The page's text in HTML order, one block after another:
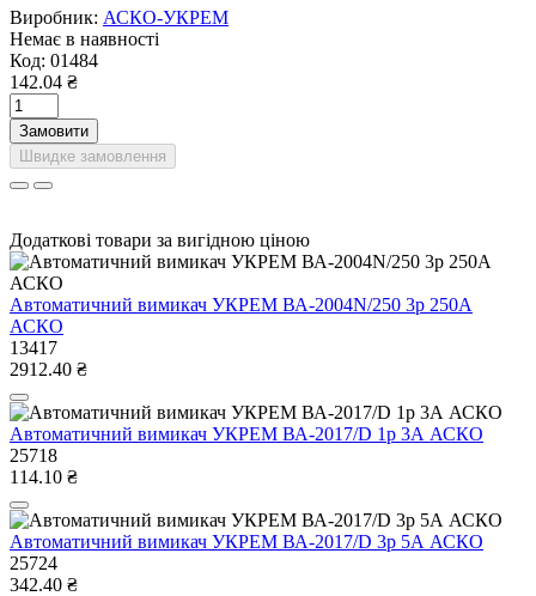
Виробник: АСКО-УКРЕМ
Немає в наявності
Код: 01484
142.04 ₴
Замовити
Швидке замовлення
Додаткові товари за вигідною ціною
Автоматичний вимикач УКРЕМ ВА-2004N/250 3р 250А
АСКО
13417
2912.40 ₴
Автоматичний вимикач УКРЕМ ВА-2017/D 1р 3А АСКО
25718
114.10 ₴
Автоматичний вимикач УКРЕМ ВА-2017/D 3р 5А АСКО
25724
342.40 ₴